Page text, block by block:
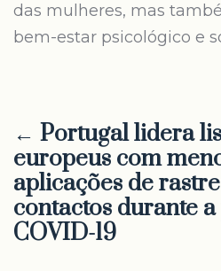
das mulheres, mas
bem-estar psicológico e
← Portugal lidera
europeus com
aplicações de
contactos durante
COVID-19